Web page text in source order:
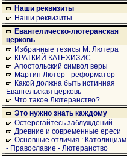
Наши реквизиты
Наши реквизиты
Евангелическо-лютеранская
церковь
Избранные тезисы М. Лютера
КРАТКИЙ КАТЕХИЗИС
Апостольский символ веры
Мартин Лютер - реформатор
Какой должна быть истинная
Евангельская церковь
Что такое Лютеранство?
Это нужно знать каждому
Остерегайтесь заблуждений
Древние и современные ереси
Основные отличия : Католицизм
- Православие - Лютеранство